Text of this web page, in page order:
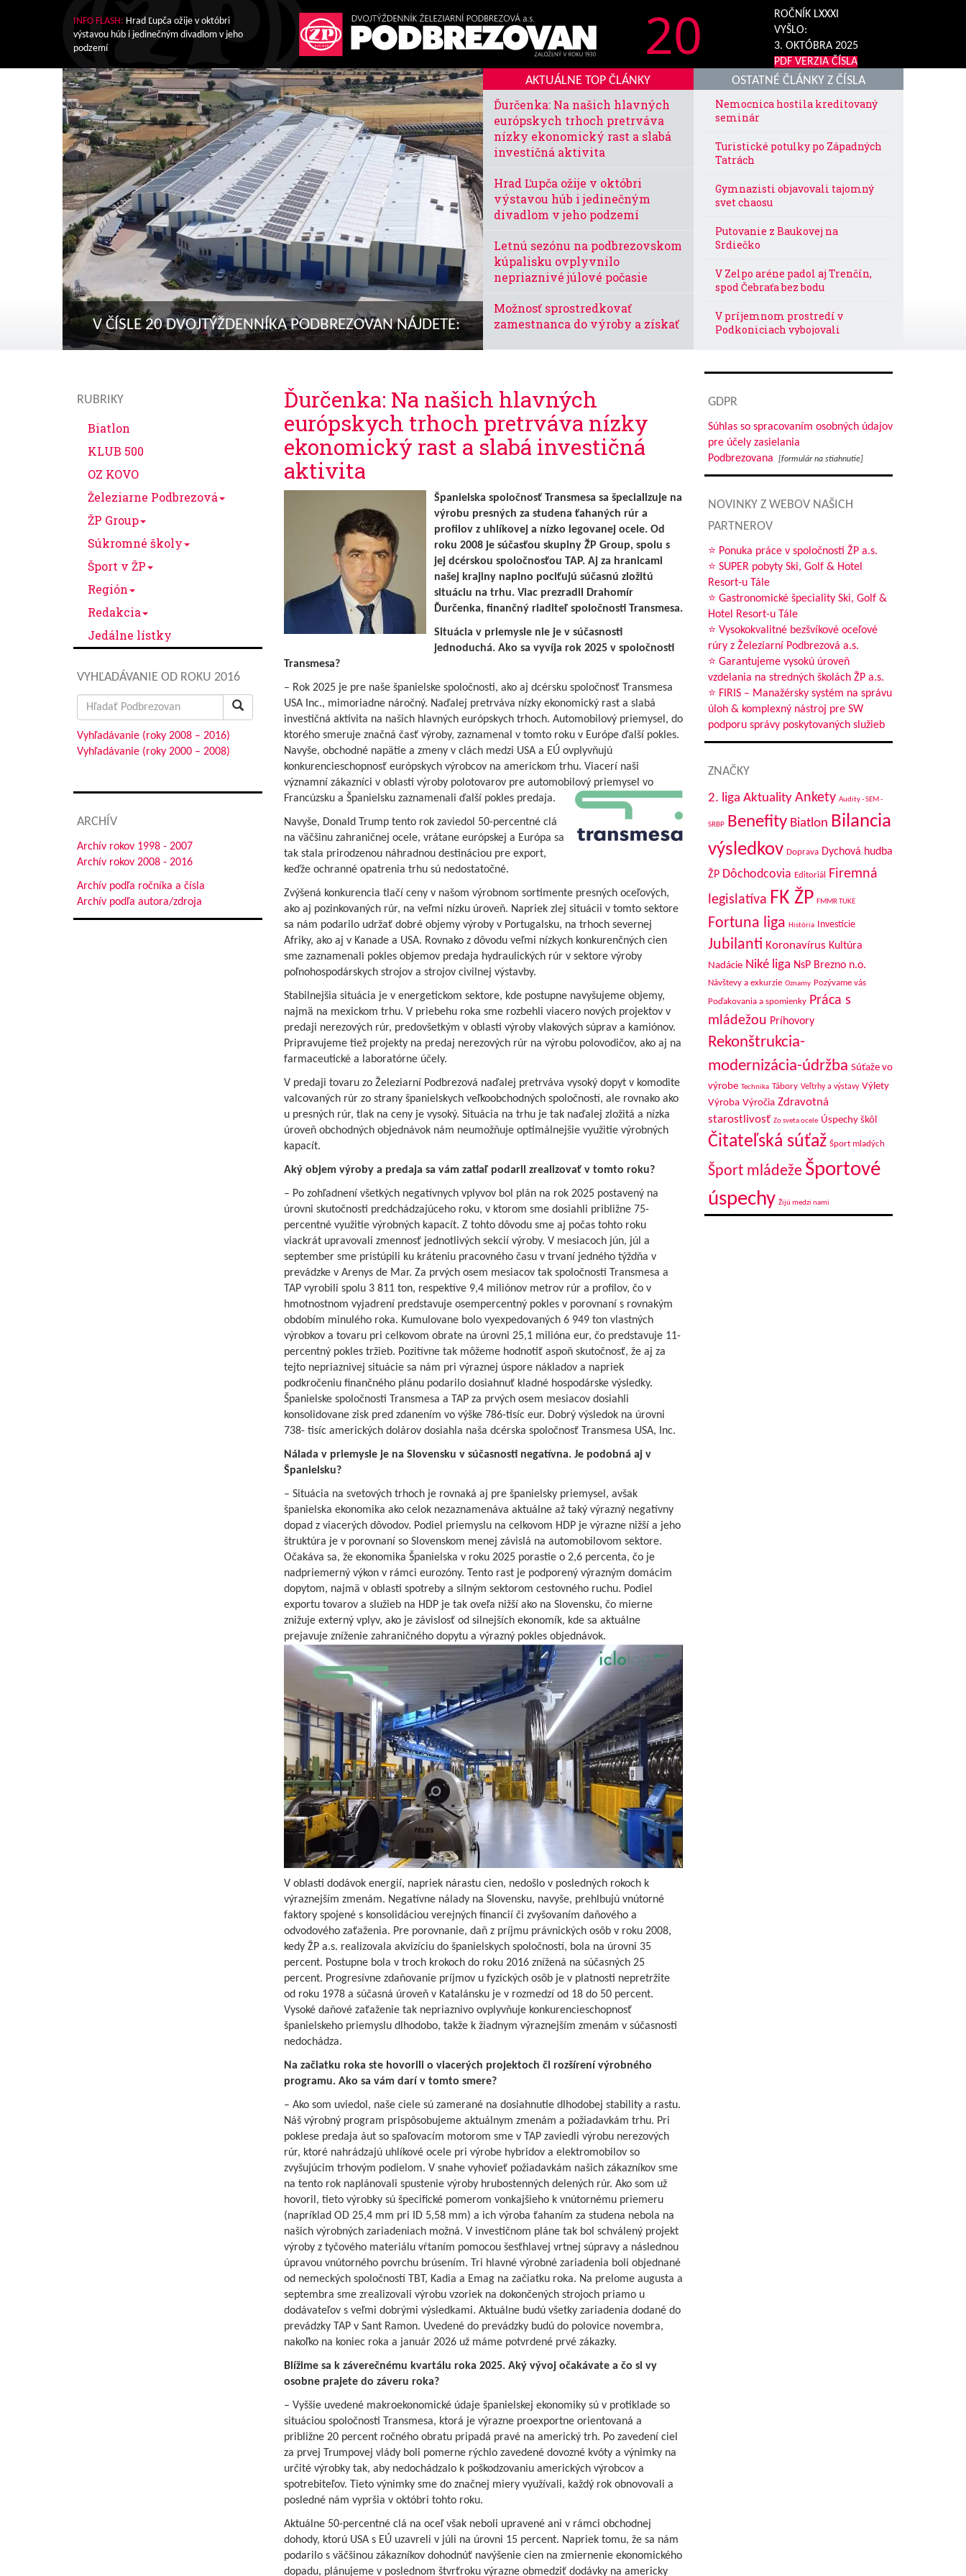
INFO FLASH: Hrad Ľupča ožije v októbri
výstavou húb i jedinečným divadlom v jeho
podzemí
20
ROČNÍK LXXXI
VYŠLO:
3. OKTÓBRA 2025
PDF VERZIA ČÍSLA
V ČÍSLE 20 DVOJTÝŽDENNÍKA PODBREZOVAN NÁJDETE:
AKTUÁLNE TOP ČLÁNKY
Ďurčenka: Na našich hlavných
európskych trhoch pretrváva
nízky ekonomický rast a slabá
investičná aktivita
Hrad Ľupča ožije v októbri
výstavou húb i jedinečným
divadlom v jeho podzemí
Letnú sezónu na podbrezovskom
kúpalisku ovplyvnilo
nepriaznivé júlové počasie
Možnosť sprostredkovať
zamestnanca do výroby a získať
forma pohybu je dôležitá, no
športom si môžeme aj ublížiť
Nemocnica hostila kreditovaný
Turistické potulky po
Západných Tatrách
Gymnazisti objavovali tajomný
svet chaosu
Putovanie z Baukovej na
V Zelpo aréne padol aj Trenčín,
V príjemnom prostredí v
Podkoniciach vybojovali
železiari postup v Slovnaft Cupe
Letný biatlon je v plnom prúde
Jedálny lístok
Editoriál
Výherca súťažnej krížovky
Ponúkané benefity sú lákadlom
pre zamestnancov
OSTATNÉ ČLÁNKY Z ČÍSLA
Nemocnica hostila kreditovaný
seminár
Turistické potulky po Západných
Tatrách
Gymnazisti objavovali tajomný
svet chaosu
Putovanie z Baukovej na
Srdiečko
V Zelpo aréne padol aj Trenčín,
spod Čebraťa bez bodu
V príjemnom prostredí v
Podkoniciach vybojovali
Letný biatlon je v plnom prúde
Jedálny lístok
Editoriál
Výherca súťažnej krížovky
pre zamestnancov
RUBRIKY
Biatlon
KLUB 500
OZ KOVO
Železiarne Podbrezová
ŽP Group
Súkromné školy
Šport v ŽP
Región
Redakcia
Jedálne lístky
VYHĽADÁVANIE OD ROKU 2016
Search
for:
Vyhľadávanie (roky 2008 – 2016)
Vyhľadávanie (roky 2000 – 2008)
ARCHÍV
Archív rokov 1998 - 2007
Archív rokov 2008 - 2016
Archív podľa ročníka a čísla
Archív podľa autora/zdroja
Ďurčenka: Na našich hlavných
európskych trhoch pretrváva nízky
ekonomický rast a slabá investičná
aktivita
Španielska spoločnosť Transmesa sa špecializuje na
výrobu presných za studena ťahaných rúr a
profilov z uhlíkovej a nízko legovanej ocele. Od
roku 2008 je súčasťou skupiny ŽP Group, spolu s
jej dcérskou spoločnosťou TAP. Aj za hranicami
našej krajiny naplno pociťujú súčasnú zložitú
situáciu na trhu. Viac prezradil Drahomír
Ďurčenka, finančný riaditeľ spoločnosti Transmesa.
Situácia v priemysle nie je v súčasnosti
jednoduchá. Ako sa vyvíja rok 2025 v spoločnosti
Transmesa?
– Rok 2025 je pre naše španielske spoločnosti, ako aj dcérsku spoločnosť Transmesa
USA Inc., mimoriadne náročný. Naďalej pretrváva nízky ekonomický rast a slabá
investičná aktivita na našich hlavných európskych trhoch. Automobilový priemysel, do
ktorého smeruje značná časť výroby, zaznamenal v tomto roku v Európe ďalší pokles.
Navyše, obchodné napätie a zmeny v clách medzi USA a EÚ ovplyvňujú
konkurencieschopnosť európskych výrobcov na americkom trhu. Viacerí naši
významní zákazníci v oblasti výroby polotovarov pre automobilový priemysel vo
Francúzsku a Španielsku zaznamenali ďalší pokles predaja.
Navyše, Donald Trump tento rok zaviedol 50-percentné clá
na väčšinu zahraničnej ocele, vrátane európskej a Európa sa
tak stala prirodzenou náhradnou destináciou pre export,
keďže ochranné opatrenia trhu sú nedostatočné.
Zvýšená konkurencia tlačí ceny v našom výrobnom sortimente presných oceľových,
ako aj pozinkovaných rúr, na veľmi nízku úroveň. Napriek zlej situácii v tomto sektore
sa nám podarilo udržať dobré objemy výroby v Portugalsku, na trhoch severnej
Afriky, ako aj v Kanade a USA. Rovnako z dôvodu veľmi nízkych konkurenčných cien
sme zaznamenali pokles objemov predaja hydraulických rúr v sektore výroby
poľnohospodárskych strojov a strojov civilnej výstavby.
Stabilnejšia situácia je v energetickom sektore, kde postupne navyšujeme objemy,
najmä na mexickom trhu. V priebehu roka sme rozbehli viacero nových projektov v
predaji nerezových rúr, predovšetkým v oblasti výroby vlakových súprav a kamiónov.
Pripravujeme tiež projekty na predaj nerezových rúr na výrobu polovodičov, ako aj na
farmaceutické a laboratórne účely.
V predaji tovaru zo Železiarní Podbrezová naďalej pretrváva vysoký dopyt v komodite
valcovaných rúr zo strany španielskych veľkoobchodných spoločností, ale rovnako ako
u presných rúr, tlak na ceny je vysoký. Situácia na trhu je tak naďalej zložitá a nízka
úroveň obchodných objednávok nám neumožňuje optimálnejšie využitie výrobných
kapacít.
Aký objem výroby a predaja sa vám zatiaľ podaril zrealizovať v tomto roku?
– Po zohľadnení všetkých negatívnych vplyvov bol plán na rok 2025 postavený na
úrovni skutočnosti predchádzajúceho roku, v ktorom sme dosiahli približne 75-
percentné využitie výrobných kapacít. Z tohto dôvodu sme aj počas tohto roku
viackrát upravovali zmennosť jednotlivých sekcií výroby. V mesiacoch jún, júl a
september sme pristúpili ku kráteniu pracovného času v trvaní jedného týždňa v
prevádzke v Arenys de Mar. Za prvých osem mesiacov tak spoločnosti Transmesa a
TAP vyrobili spolu 3 811 ton, respektíve 9,4 miliónov metrov rúr a profilov, čo v
hmotnostnom vyjadrení predstavuje osempercentný pokles v porovnaní s rovnakým
obdobím minulého roka. Kumulovane bolo vyexpedovaných 6 949 ton vlastných
výrobkov a tovaru pri celkovom obrate na úrovni 25,1 milióna eur, čo predstavuje 11-
percentný pokles tržieb. Pozitívne tak môžeme hodnotiť aspoň skutočnosť, že aj za
tejto nepriaznivej situácie sa nám pri výraznej úspore nákladov a napriek
podkročeniu finančného plánu podarilo dosiahnuť kladné hospodárske výsledky.
Španielske spoločnosti Transmesa a TAP za prvých osem mesiacov dosiahli
konsolidovane zisk pred zdanením vo výške 786-tisíc eur. Dobrý výsledok na úrovni
738- tisíc amerických dolárov dosiahla naša dcérska spoločnosť Transmesa USA, Inc.
Nálada v priemysle je na Slovensku v súčasnosti negatívna. Je podobná aj v
Španielsku?
– Situácia na svetových trhoch je rovnaká aj pre španielsky priemysel, avšak
španielska ekonomika ako celok nezaznamenáva aktuálne až taký výrazný negatívny
dopad z viacerých dôvodov. Podiel priemyslu na celkovom HDP je výrazne nižší a jeho
štruktúra je v porovnaní so Slovenskom menej závislá na automobilovom sektore.
Očakáva sa, že ekonomika Španielska v roku 2025 porastie o 2,6 percenta, čo je
nadpriemerný výkon v rámci eurozóny. Tento rast je podporený výrazným domácim
dopytom, najmä v oblasti spotreby a silným sektorom cestovného ruchu. Podiel
exportu tovarov a služieb na HDP je tak oveľa nižší ako na Slovensku, čo mierne
znižuje externý vplyv, ako je závislosť od silnejších ekonomík, kde sa aktuálne
prejavuje zníženie zahraničného dopytu a výrazný pokles objednávok.
V oblasti dodávok energií, napriek nárastu cien, nedošlo v posledných rokoch k
výraznejším zmenám. Negatívne nálady na Slovensku, navyše, prehlbujú vnútorné
faktory spojené s konsolidáciou verejných financií či zvyšovaním daňového a
odvodového zaťaženia. Pre porovnanie, daň z príjmu právnických osôb v roku 2008,
kedy ŽP a.s. realizovala akvizíciu do španielskych spoločností, bola na úrovni 35
percent. Postupne bola v troch krokoch do roku 2016 znížená na súčasných 25
percent. Progresívne zdaňovanie príjmov u fyzických osôb je v platnosti nepretržite
od roku 1978 a súčasná úroveň v Katalánsku je v rozmedzí od 18 do 50 percent.
Vysoké daňové zaťaženie tak nepriaznivo ovplyvňuje konkurencieschopnosť
španielskeho priemyslu dlhodobo, takže k žiadnym výraznejším zmenám v súčasnosti
nedochádza.
Na začiatku roka ste hovorili o viacerých projektoch či rozšírení výrobného
programu. Ako sa vám darí v tomto smere?
– Ako som uviedol, naše ciele sú zamerané na dosiahnutie dlhodobej stability a rastu.
Náš výrobný program prispôsobujeme aktuálnym zmenám a požiadavkám trhu. Pri
poklese predaja áut so spaľovacím motorom sme v TAP zaviedli výrobu nerezových
rúr, ktoré nahrádzajú uhlíkové ocele pri výrobe hybridov a elektromobilov so
zvyšujúcim trhovým podielom. V snahe vyhovieť požiadavkám našich zákazníkov sme
na tento rok naplánovali spustenie výroby hrubostenných delených rúr. Ako som už
hovoril, tieto výrobky sú špecifické pomerom vonkajšieho k vnútornému priemeru
(napríklad OD 25,4 mm pri ID 5,58 mm) a ich výroba ťahaním za studena nebola na
našich výrobných zariadeniach možná. V investičnom pláne tak bol schválený projekt
výroby z tyčového materiálu vŕtaním pomocou šesťhlavej vrtnej súpravy a následnou
úpravou vnútorného povrchu brúsením. Tri hlavné výrobné zariadenia boli objednané
od nemeckých spoločností TBT, Kadia a Emag na začiatku roka. Na prelome augusta a
septembra sme zrealizovali výrobu vzoriek na dokončených strojoch priamo u
dodávateľov s veľmi dobrými výsledkami. Aktuálne budú všetky zariadenia dodané do
prevádzky TAP v Sant Ramon. Uvedené do prevádzky budú do polovice novembra,
nakoľko na koniec roka a január 2026 už máme potvrdené prvé zákazky.
Blížime sa k záverečnému kvartálu roka 2025. Aký vývoj očakávate a čo si vy
osobne prajete do záveru roka?
– Vyššie uvedené makroekonomické údaje španielskej ekonomiky sú v protiklade so
situáciou spoločnosti Transmesa, ktorá je výrazne proexportne orientovaná a
približne 20 percent ročného obratu pripadá pravé na americký trh. Po zavedení ciel
za prvej Trumpovej vlády boli pomerne rýchlo zavedené dovozné kvóty a výnimky na
určité výrobky tak, aby nedochádzalo k poškodzovaniu amerických výrobcov a
spotrebiteľov. Tieto výnimky sme do značnej miery využívali, každý rok obnovovali a
posledné nám vypršia v októbri tohto roku.
Aktuálne 50-percentné clá na oceľ však neboli upravené ani v rámci obchodnej
dohody, ktorú USA s EÚ uzavreli v júli na úrovni 15 percent. Napriek tomu, že sa nám
podarilo s väčšinou zákazníkov dohodnúť navýšenie cien na zmiernenie ekonomického
dopadu, plánujeme v poslednom štvrťroku výrazne obmedziť dodávky na americky
GDPR
Súhlas so spracovaním osobných údajov
pre účely zasielania
Podbrezovana
[formulár na stiahnutie]
NOVINKY Z WEBOV NAŠICH
PARTNEROV
⭐ Ponuka práce v spoločnosti ŽP a.s.
⭐ SUPER pobyty Ski, Golf & Hotel
Resort-u Tále
⭐ Gastronomické špeciality Ski, Golf &
Hotel Resort-u Tále
⭐ Vysokokvalitné bezšvíkové oceľové
rúry z Železiarní Podbrezová a.s.
⭐ Garantujeme vysokú úroveň
vzdelania na stredných školách ŽP a.s.
⭐ FIRIS – Manažérsky systém na správu
úloh & komplexný nástroj pre SW
podporu správy poskytovaných služieb
ZNAČKY
2. liga Aktuality Ankety Audity - SEM -
SRBP Benefity Biatlon Bilancia
výsledkov Doprava Dychová hudba
ŽP Dôchodcovia Editoriál
Firemná
legislatíva FK ŽP FMMR TUKE
Fortuna liga História Investície
Jubilanti Koronavírus Kultúra
Nadácie Niké liga NsP Brezno n.o.
Návštevy a exkurzie Oznamy Pozývame vás
Poďakovania a spomienky Práca s
mládežou Príhovory
Rekonštrukcia-
modernizácia-údržba Súťaže vo
výrobe Technika Tábory Veľtrhy a výstavy Výlety
Výroba Výročia Zdravotná
starostlivosť Zo sveta ocele Úspechy škôl
Čitateľská súťaž Šport mladých
Šport mládeže Športové
úspechy Žijú medzi nami